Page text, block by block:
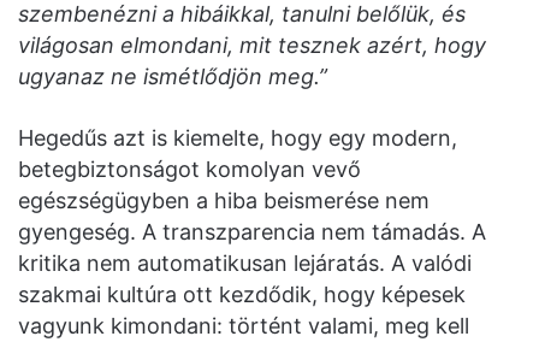
szembenézni a hibáikkal, tanulni belőlük, és
világosan elmondani, mit tesznek azért, hogy
ugyanaz ne ismétlődjön meg.”
Hegedűs azt is kiemelte, hogy egy modern,
betegbiztonságot komolyan vevő
egészségügyben a hiba beismerése nem
gyengeség. A transzparencia nem támadás. A
kritika nem automatikusan lejáratás. A valódi
szakmai kultúra ott kezdődik, hogy képesek
vagyunk kimondani: történt valami, meg kell